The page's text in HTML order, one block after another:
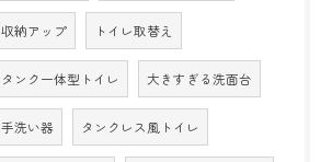
収納アップ トイレ取替え
タンク一体型トイレ 大きすぎる洗面台
手洗い器 タンクレス風トイレ